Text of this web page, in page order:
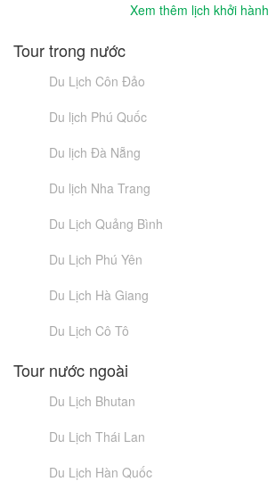
Xem thêm lịch khởi hành
Tour trong nước
Du Lịch Côn Đảo
Du lịch Phú Quốc
Du lịch Đà Nẵng
Du lịch Nha Trang
Du Lịch Quảng Bình
Du Lịch Phú Yên
Du Lịch Hà Giang
Du Lịch Cô Tô
Tour nước ngoài
Du Lịch Bhutan
Du Lịch Thái Lan
Du Lịch Hàn Quốc